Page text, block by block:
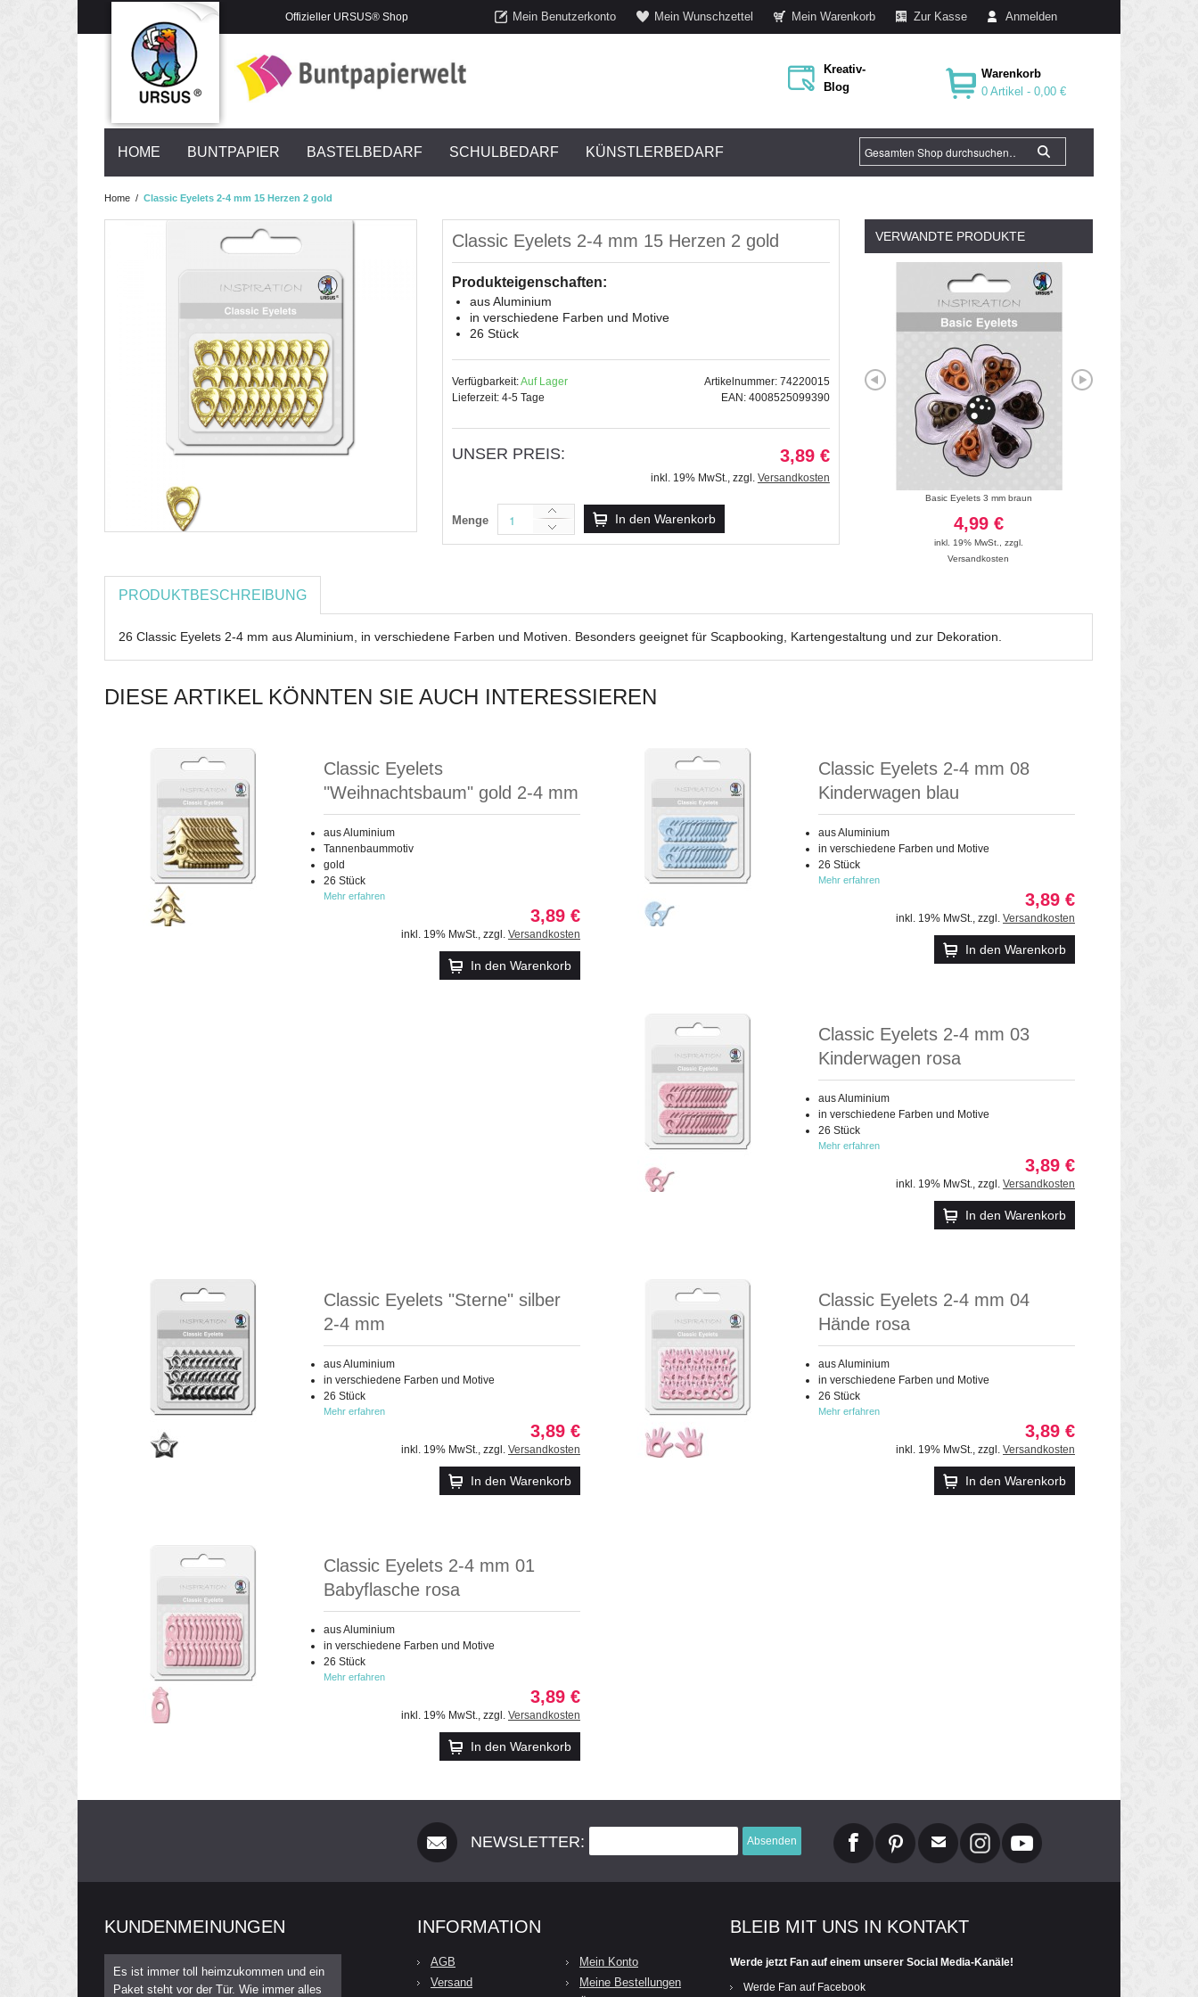
Offizieller URSUS® Shop Mein Benutzerkonto Mein Wunschzettel Mein Warenkorb Zur Kasse Anmelden
Kreativ-
Blog
Warenkorb
0 Artikel -0,00 €
HOME BUNTPAPIER BASTELBEDARF SCHULBEDARF KÜNSTLERBEDARF
Home / Classic Eyelets 2-4 mm 15 Herzen 2 gold
Classic Eyelets 2-4 mm 15 Herzen 2 gold
Produkteigenschaften:
aus Aluminium
in verschiedene Farben und Motive
26 Stück
Verfügbarkeit:Auf Lager
Lieferzeit: 4-5 Tage
Artikelnummer: 74220015
EAN: 4008525099390
UNSER PREIS: 3,89 €
inkl. 19% MwSt., zzgl. Versandkosten
Menge In den Warenkorb
VERWANDTE PRODUKTE
inkl. 19% MwSt.,zzgl.
Basic Eyelets 3 mm braun
4,99 €
inkl. 19% MwSt.
zzgl.
Versandkosten
PRODUKTBESCHREIBUNG
26 Classic Eyelets 2-4 mm aus Aluminium, in verschiedene Farben und Motiven. Besonders geeignet für Scapbooking, Kartengestaltung und zur Dekoration.
DIESE ARTIKEL KÖNNTEN SIE AUCH INTERESSIEREN
Classic Eyelets
"Weihnachtsbaum" gold 2-4 mm
aus Aluminium
Tannenbaummotiv
gold
26 Stück
Mehr erfahren
3,89 €
inkl. 19% MwSt., zzgl. Versandkosten
In den Warenkorb
Classic Eyelets 2-4 mm 08
Kinderwagen blau
aus Aluminium
in verschiedene Farben und Motive
26 Stück
Mehr erfahren
3,89 €
inkl. 19% MwSt., zzgl. Versandkosten
In den Warenkorb
Classic Eyelets 2-4 mm 03
Kinderwagen rosa
aus Aluminium
in verschiedene Farben und Motive
26 Stück
Mehr erfahren
3,89 €
inkl. 19% MwSt., zzgl. Versandkosten
In den Warenkorb
Classic Eyelets "Sterne" silber
2-4 mm
aus Aluminium
in verschiedene Farben und Motive
26 Stück
Mehr erfahren
3,89 €
inkl. 19% MwSt., zzgl. Versandkosten
In den Warenkorb
Classic Eyelets 2-4 mm 04
Hände rosa
aus Aluminium
in verschiedene Farben und Motive
26 Stück
Mehr erfahren
3,89 €
inkl. 19% MwSt., zzgl. Versandkosten
In den Warenkorb
Classic Eyelets 2-4 mm 01
Babyflasche rosa
aus Aluminium
in verschiedene Farben und Motive
26 Stück
Mehr erfahren
3,89 €
inkl. 19% MwSt., zzgl. Versandkosten
In den Warenkorb
NEWSLETTER: Absenden
KUNDENMEINUNGEN
Es ist immer toll heimzukommen und ein
Paket steht vor der Tür. Wie immer alles
INFORMATION
AGB
Versand
Mein Konto
Meine Bestellungen
BLEIB MIT UNS IN KONTAKT
Werde jetzt Fan auf einem unserer Social Media-Kanäle!
Werde Fan auf Facebook